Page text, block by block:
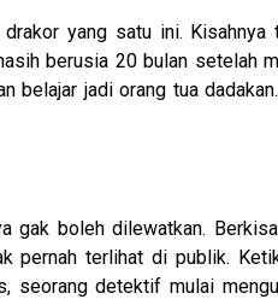
yang satu ini. Kisahnya
berusia 20 bulan setelah
belajar jadi orang tua
gak boleh dilewatkan.
pernah terlihat di publik.
seorang detektif mulai